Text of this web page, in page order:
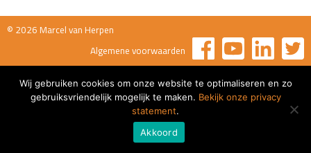
© 2026 Marcel van Herpen
Algemene voorwaarden
Wij gebruiken cookies om onze website te optimaliseren en zo
gebruiksvriendelijk mogelijk te maken. Bekijk onze privacy
statement.
Akkoord